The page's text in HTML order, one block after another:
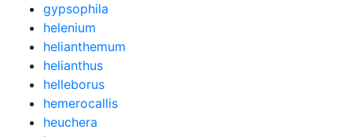
gypsophila
helenium
helianthemum
helianthus
helleborus
hemerocallis
heuchera